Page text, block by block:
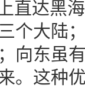
直达黑
个大陆
向东虽
。这种